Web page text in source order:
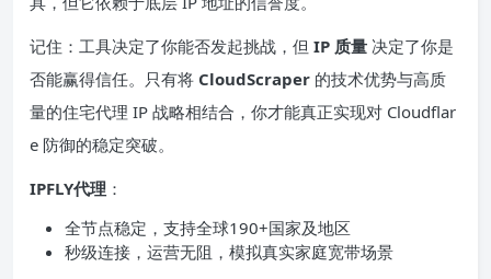
记住：工具决定了你能否发起挑战，但 IP 质量 决定了你是
否能赢得信任。只有将 CloudScraper 的技术优势与高质
量的住宅代理 IP 战略相结合，你才能真正实现对 Cloudflar
e 防御的稳定突破。
IPFLY代理 ：
全节点稳定，支持全球190+国家及地区
秒级连接，运营无阻，模拟真实家庭宽带场景